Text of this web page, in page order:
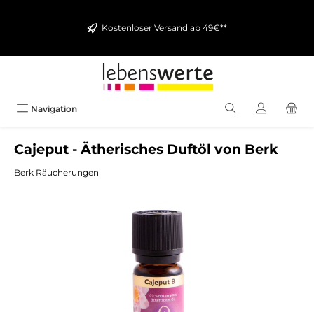
Kostenloser Versand ab 49€**
Navigation
Cajeput - Ätherisches Duftöl von Berk
Berk Räucherungen